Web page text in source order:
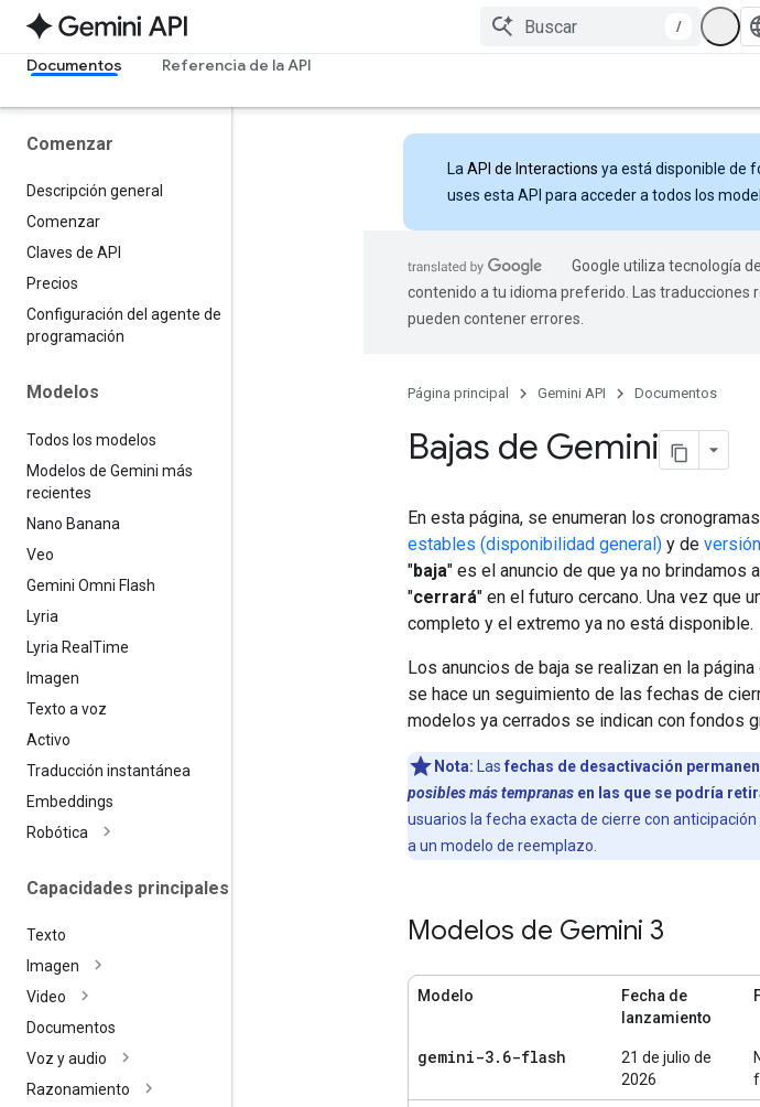
/
Documentos Referencia de la API
Comenzar
Descripción general
Comenzar
Claves de API
Precios
Configuración del agente de
programación
Modelos
Todos los modelos
Modelos de Gemini más
recientes
Nano Banana
Veo
Gemini Omni Flash
Lyria
Lyria Real Time
Imagen
Texto a voz
Activo
Traducción instantánea
Embeddings
Robótica
Capacidades principales
Texto
Imagen
Video
Documentos
Voz y audio
Razonamiento
La API de Interactions ya está disponible de
uses esta API para acceder a todos los
Google utiliza tecnología
contenido a tu idioma preferido. Las traducciones
pueden contener errores.
Página principal Gemini API Documentos
Bajas de Gemini
En esta página, se enumeran los
estables (disponibilidad general) y de
"baja" es el anuncio de que ya no brindamos
"cerrará" en el futuro cercano. Una vez que
completo y el extremo ya no está disponible.
Los anuncios de baja se realizan en la página
se hace un seguimiento de las fechas de
modelos ya cerrados se indican con fondos
Nota: Las fechas de desactivación
posibles más tempranas en las que se podría
usuarios la fecha exacta de cierre con
a un modelo de reemplazo.
Modelos de Gemini 3
Modelo
Fecha de
lanzamiento
gemini-3. 6-flash
21 de julio de
2026